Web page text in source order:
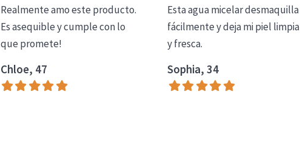
Realmente amo este producto.
Es asequible y cumple con lo
que promete!
Chloe, 47
Esta agua micelar desmaquilla
fácilmente y deja mi piel limpia
y fresca.
Sophia, 34